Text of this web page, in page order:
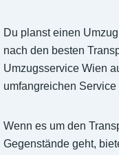
Du planst einen
nach den besten
Umzugsservice Wien
umfangreichen Service
Wenn es um den
Gegenstände geht,